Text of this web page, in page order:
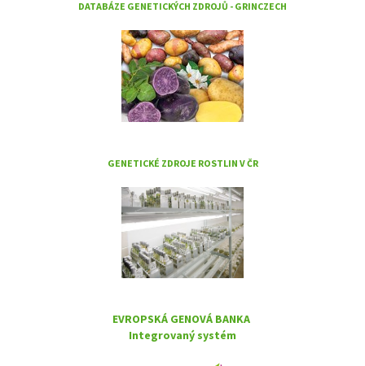
DATABÁZE GENETICKÝCH ZDROJŮ - GRINCZECH
GENETICKÉ ZDROJE ROSTLIN V ČR
EVROPSKÁ GENOVÁ BANKA
Integrovaný systém